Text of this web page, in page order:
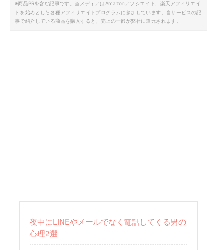
※商品PRを含む記事です。当メディアはAmazonアソシエイト、楽天アフィリエイ
トを始めとした各種アフィリエイトプログラムに参加しています。当サービスの記
事で紹介している商品を購入すると、売上の一部が弊社に還元されます。
夜中にLINEやメールでなく電話してくる男の
心理2選